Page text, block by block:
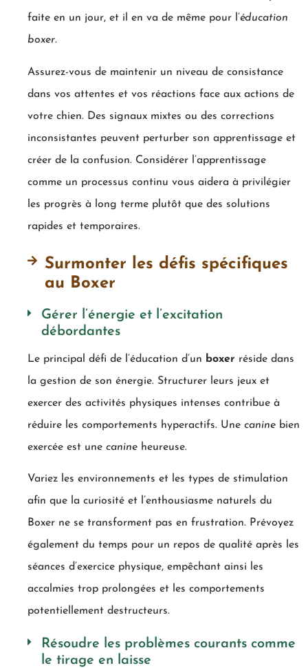
faite en un jour, et il en va de même pour l’éducation
boxer.
Assurez-vous de maintenir un niveau de consistance
dans vos attentes et vos réactions face aux actions de
votre chien. Des signaux mixtes ou des corrections
inconsistantes peuvent perturber son apprentissage et
créer de la confusion. Considérer l’apprentissage
comme un processus continu vous aidera à privilégier
les progrès à long terme plutôt que des solutions
rapides et temporaires.
Surmonter les défis spécifiques
au Boxer
Gérer l’énergie et l’excitation
débordantes
Le principal défi de l’éducation d’un boxer réside dans
la gestion de son énergie. Structurer leurs jeux et
exercer des activités physiques intenses contribue à
réduire les comportements hyperactifs. Une canine bien
exercée est une canine heureuse.
Variez les environnements et les types de stimulation
afin que la curiosité et l’enthousiasme naturels du
Boxer ne se transforment pas en frustration. Prévoyez
également du temps pour un repos de qualité après les
séances d’exercice physique, empêchant ainsi les
accalmies trop prolongées et les comportements
potentiellement destructeurs.
Résoudre les problèmes courants comme
le tirage en laisse